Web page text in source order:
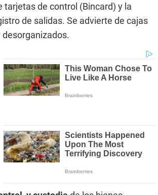
de control (Bincard) y la
de salidas. Se advierte de cajas